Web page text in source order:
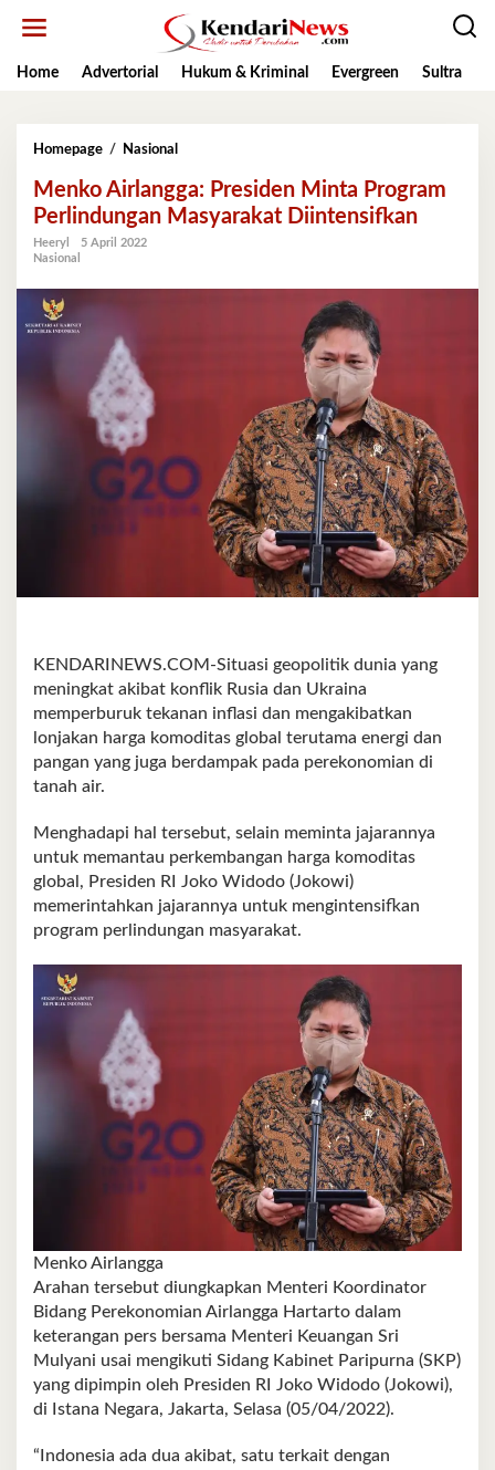
Home
Advertorial Hukum & Kriminal Evergreen Sultra
Homepage / Nasional
Presiden
Minta
Program
Diintensifkan
Menko Airlangga: Presiden Minta Program
Perlindungan Masyarakat Diintensifkan
Heeryl
5 April 2022
Nasional
KENDARINEWS.COM-Situasi geopolitik dunia yang
meningkat akibat konflik Rusia dan Ukraina
memperburuk tekanan inflasi dan mengakibatkan
lonjakan harga komoditas global terutama energi dan
pangan yang juga berdampak pada perekonomian di
tanah air.
Menghadapi hal tersebut, selain meminta jajarannya
untuk memantau perkembangan harga komoditas
global, Presiden RI Joko Widodo (Jokowi)
memerintahkan jajarannya untuk mengintensifkan
program perlindungan masyarakat.
Menko Airlangga
Arahan tersebut diungkapkan Menteri Koordinator
Bidang Perekonomian Airlangga Hartarto dalam
keterangan pers bersama Menteri Keuangan Sri
Mulyani usai mengikuti Sidang Kabinet Paripurna (SKP)
yang dipimpin oleh Presiden RI Joko Widodo (Jokowi),
di Istana Negara, Jakarta, Selasa (05/04/2022).
“Indonesia ada dua akibat, satu terkait dengan